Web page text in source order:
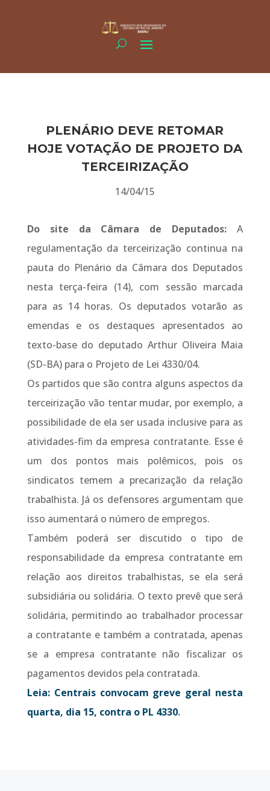
PLENÁRIO DEVE RETOMAR
HOJE VOTAÇÃO DE PROJETO DA
TERCEIRIZAÇÃO
14/04/15
Do site da Câmara de Deputados: A
regulamentação da terceirização continua na
pauta do Plenário da Câmara dos Deputados
nesta terça-feira (14), com sessão marcada
para as 14 horas. Os deputados votarão as
emendas e os destaques apresentados ao
texto-base do deputado Arthur Oliveira Maia
(SD-BA) para o Projeto de Lei 4330/04.
Os partidos que são contra alguns aspectos da
terceirização vão tentar mudar, por exemplo, a
possibilidade de ela ser usada inclusive para as
atividades-fim da empresa contratante. Esse é
um dos pontos mais polêmicos, pois os
sindicatos temem a precarização da relação
trabalhista. Já os defensores argumentam que
isso aumentará o número de empregos.
Também poderá ser discutido o tipo de
responsabilidade da empresa contratante em
relação aos direitos trabalhistas, se ela será
subsidiária ou solidária. O texto prevê que será
solidária, permitindo ao trabalhador processar
a contratante e também a contratada, apenas
se a empresa contratante não fiscalizar os
pagamentos devidos pela contratada.
Leia: Centrais convocam greve geral nesta
quarta, dia 15, contra o PL 4330.